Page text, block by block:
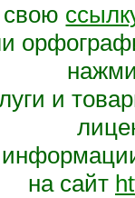
и
на сайт